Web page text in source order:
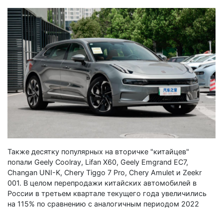
Также десятку популярных на вторичке "китайцев"
попали Geely Coolray, Lifan Х60, Geely Emgrand EC7,
Changan UNI-K, Chery Tiggo 7 Pro, Chery Amulet и Zeekr
001. В целом перепродажи китайских автомобилей в
России в третьем квартале текущего года увеличились
на 115% по сравнению с аналогичным периодом 2022